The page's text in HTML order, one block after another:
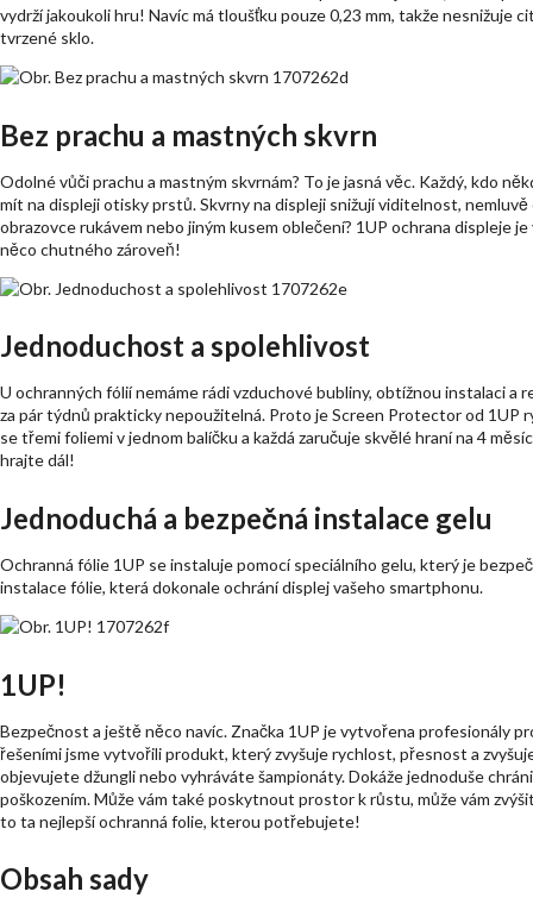
vydrží jakoukoli hru! Navíc má tloušťku pouze 0,23 mm, takže nesnižuje
tvrzené sklo.
Bez prachu a mastných skvrn
Odolné vůči prachu a mastným skvrnám? To je jasná věc. Každý, kdo
mít na displeji otisky prstů. Skvrny na displeji snižují viditelnost,
obrazovce rukávem nebo jiným kusem oblečení? 1UP ochrana displeje
něco chutného zároveň!
Jednoduchost a spolehlivost
U ochranných fólií nemáme rádi vzduchové bubliny, obtížnou instalaci a
za pár týdnů prakticky nepoužitelná. Proto je Screen Protector od 1UP
se třemi foliemi v jednom balíčku a každá zaručuje skvělé hraní na 4
hrajte dál!
Jednoduchá a bezpečná instalace gelu
Ochranná fólie 1UP se instaluje pomocí speciálního gelu, který je
instalace fólie, která dokonale ochrání displej vašeho smartphonu.
1UP!
Bezpečnost a ještě něco navíc. Značka 1UP je vytvořena profesionály
řešeními jsme vytvořili produkt, který zvyšuje rychlost, přesnost a
objevujete džungli nebo vyhráváte šampionáty. Dokáže jednoduše
poškozením. Může vám také poskytnout prostor k růstu, může vám
to ta nejlepší ochranná folie, kterou potřebujete!
Obsah sady